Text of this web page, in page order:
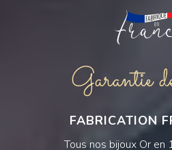
Garantie
FABRICATION
Tous nos bijoux Or en